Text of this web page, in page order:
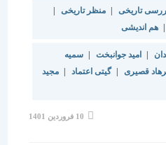
| منظر تاریخی |
جوانبخت |
سمیه
| گیتی اعتماد
مجید